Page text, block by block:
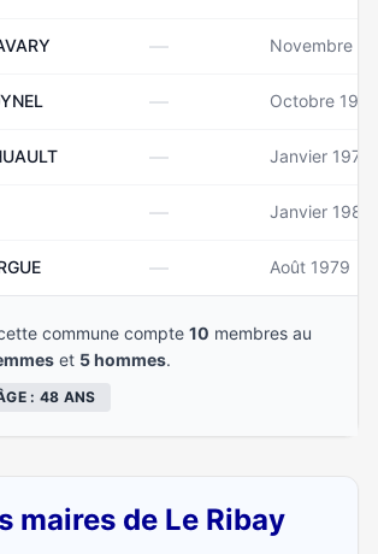
— Novembre
— Octobre 1987
— Janvier 1971
— Janvier 1984
— Août 1979
commune compte 10 membres au
et 5 hommes.
: 48 ANS
maires de Le Ribay